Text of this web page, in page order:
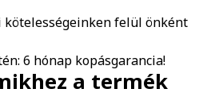
kötelességeinken felül önként
6 hónap kopásgarancia!
a termék